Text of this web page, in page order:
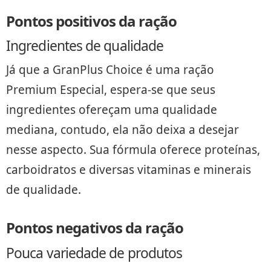
Pontos positivos da ração
Ingredientes de qualidade
Já que a GranPlus Choice é uma ração
Premium Especial, espera-se que seus
ingredientes ofereçam uma qualidade
mediana, contudo, ela não deixa a desejar
nesse aspecto. Sua fórmula oferece proteínas,
carboidratos e diversas vitaminas e minerais
de qualidade.
Pontos negativos da ração
Pouca variedade de produtos